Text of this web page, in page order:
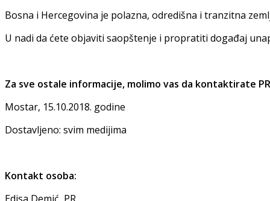
Bosna i Hercegovina je polazna, odredišna i tranzitna
U nadi da ćete objaviti saopštenje i propratiti događaj
Za sve ostale informacije, molimo vas da kontaktirate
Mostar, 15.10.2018. godine
Dostavljeno: svim medijima
Kontakt osoba: